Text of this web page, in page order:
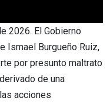
2026. El Gobierno
Ismael Burgueño Ruiz,
por presunto maltrato
de una
acciones